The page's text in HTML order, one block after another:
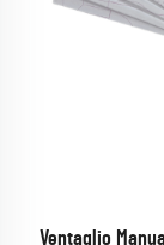
Ventaglio